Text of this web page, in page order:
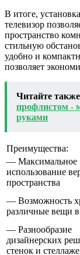
В итоге,
телевизор
пространство
стильную
удобно и
позволяет
Читайте
профлистом -
руками
Преимущества:
— Максимальное
использование
пространства
— Возможность
различные вещи
— Разнообразие
дизайнерских
стенок и